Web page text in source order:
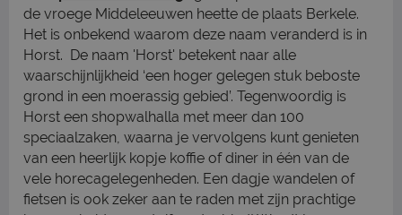
de vroege Middeleeuwen heette de plaats Berkele.
Het is onbekend waarom deze naam veranderd is in
Horst. De naam 'Horst' betekent naar alle
waarschijnlijkheid ‘een hoger gelegen stuk beboste
grond in een moerassig gebied’. Tegenwoordig is
Horst een shopwalhalla met meer dan 100
speciaalzaken, waarna je vervolgens kunt genieten
van een heerlijk kopje koffie of diner in één van de
vele horecagelegenheden. Een dagje wandelen of
fietsen is ook zeker aan te raden met zijn prachtige